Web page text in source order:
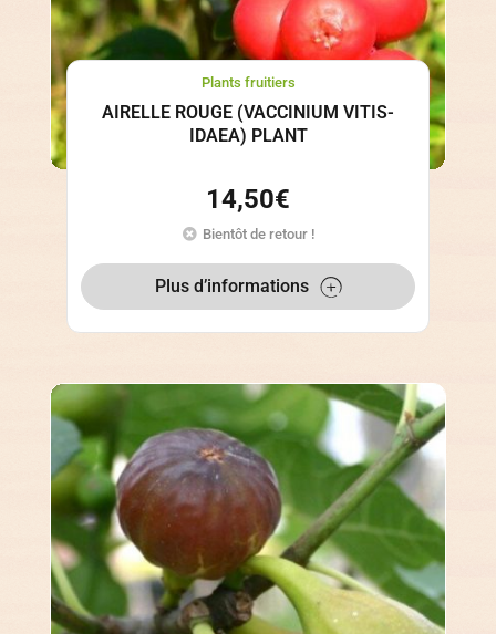
Plants fruitiers
AIRELLE ROUGE (VACCINIUM VITIS-
IDAEA) PLANT
14,50€
Bientôt de retour !
Plus d’informations